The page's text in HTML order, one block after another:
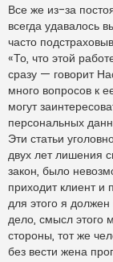
Все же из-за
всегда удавалось
часто
«То, что этой
сразу — говорит
много вопросов к
могут
персональных
Эти статьи
двух лет лишения
закон, было
приходит клиент и
для этого я
дело, смысл этого
стороны, тот же
без вести жена